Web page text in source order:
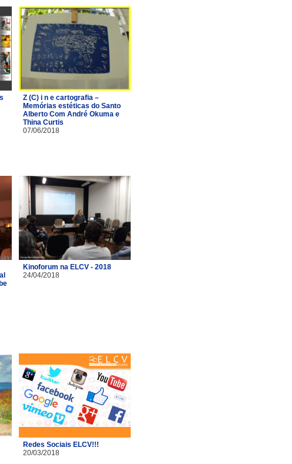
Z (C) i n e cartografia –
Memórias estéticas do Santo
Alberto Com André Okuma e
Thina Curtis
07/06/2018
Kinoforum na ELCV - 2018
24/04/2018
Redes Sociais ELCV!!!
20/03/2018